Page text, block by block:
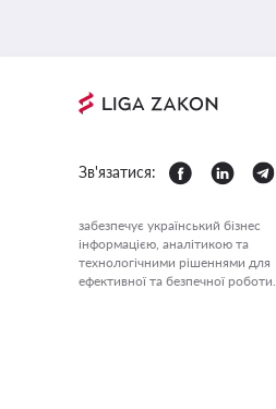
Зв'язатися:
забезпечує український бізнес
інформацією, аналітикою та
технологічними рішеннями для
ефективної та безпечної роботи.